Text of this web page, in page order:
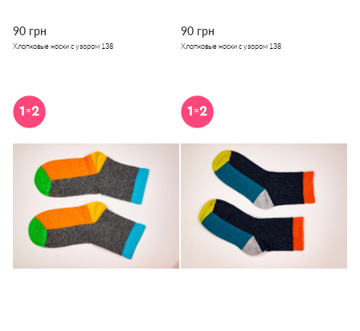
90 грн
Хлопковые носки с узором 138
90 грн
Хлопковые носки с узором 138